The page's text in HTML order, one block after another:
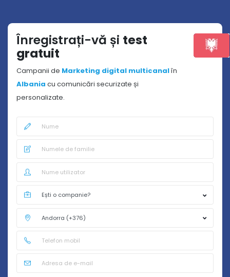
Înregistrați-vă și test
gratuit
Campanii de Marketing digital multicanalîn
Albania cu comunicări securizate și
personalizate.